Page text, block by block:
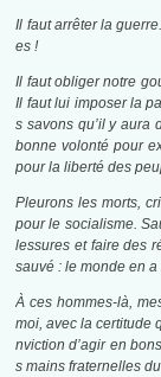
Il faut arrêter la
es !
Il faut obliger notre
Il faut lui imposer la
s savons qu’il y aura
bonne volonté pour
pour la liberté des
Pleurons les morts,
pour le socialisme.
lessures et faire des
sauvé : le monde en
À ces hommes-là,
moi, avec la certitude
nviction d’agir en
s mains fraternelles